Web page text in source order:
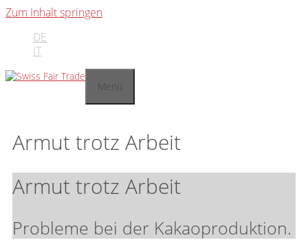
Zum Inhalt springen
DE
IT
Menü
Armut trotz Arbeit
Armut trotz Arbeit
Probleme bei der Kakaoproduktion.